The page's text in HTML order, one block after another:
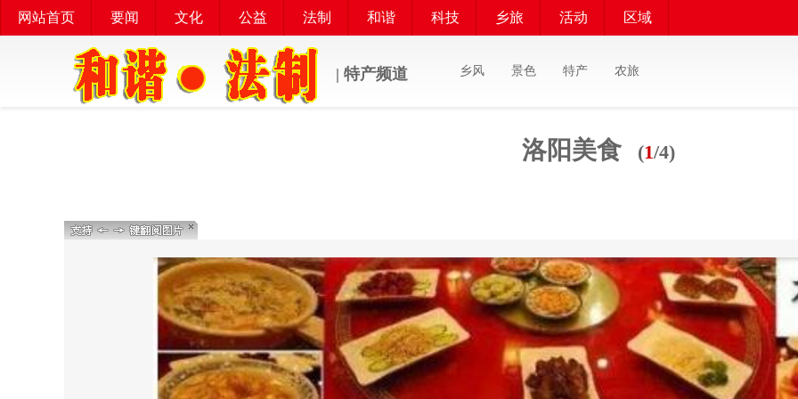
网站首页 要闻 文化 公益 法制 和谐 科技 乡旅 活动 区域
| 特产频道 乡风 景色 特产 农旅
洛阳美食 (1/4)